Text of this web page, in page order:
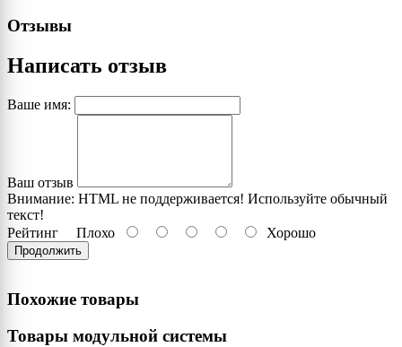
Отзывы
Написать отзыв
Ваше имя:
Ваш отзыв
Внимание: HTML не поддерживается! Используйте обычный
текст!
Рейтинг Плохо Хорошо
Продолжить
Похожие товары
Товары модульной системы